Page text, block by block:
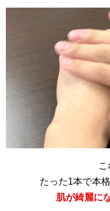
こ
たった1本で本
肌が綺麗に